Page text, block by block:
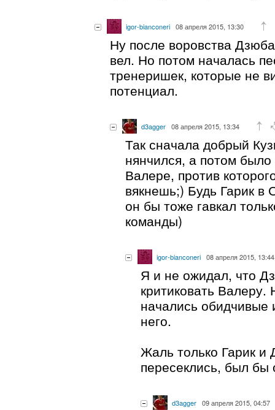
igor-bianconeri 08 апреля 2015, 13:30
Ну после воровства
вел. Но потом началась
тренеришек, которые не
потенциал.
d3agger 08 апреля 2015, 13:34
Так сначала добрый
нянчился, а потом
Валере, против
вякнешь;) Будь Гарик в
он бы тоже гавкал
команды)
igor-bianconeri 08 апреля 2015, 13:44
Я и не ожидал, что
критиковать Валеру.
начались обидчивые
него.
Жаль только Гарик и
пересеклись, был бы
d3agger 09 апреля 2015, 04:57